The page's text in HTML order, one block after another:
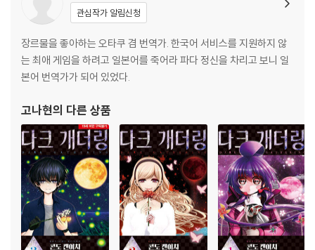
관심작가 알림신청
장르물을 좋아하는 오타쿠 겸 번역가. 한국어 서비스를 지원하지 않
는 최애 게임을 하려고 일본어를 죽어라 파다 정신을 차리고 보니 일
본어 번역가가 되어 있었다.
고나현의 다른 상품